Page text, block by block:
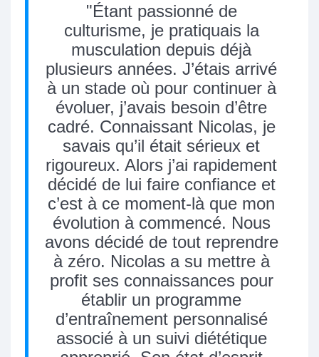
Étant passionné de
culturisme, je pratiquais la
musculation depuis déjà
plusieurs années. J’étais arrivé
à un stade où pour continuer à
évoluer, j’avais besoin d’être
cadré. Connaissant Nicolas, je
savais qu’il était sérieux et
rigoureux. Alors j’ai rapidement
décidé de lui faire confiance et
c’est à ce moment-là que mon
évolution à commencé. Nous
avons décidé de tout reprendre
à zéro. Nicolas a su mettre à
profit ses connaissances pour
établir un programme
d’entraînement personnalisé
associé à un suivi diététique